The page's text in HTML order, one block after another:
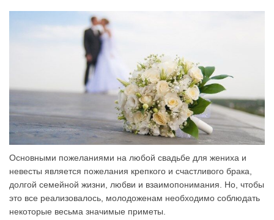
Основными пожеланиями на любой свадьбе для жениха и
невесты является пожелания крепкого и счастливого брака,
долгой семейной жизни, любви и взаимопонимания. Но, чтобы
это все реализовалось, молодоженам необходимо соблюдать
некоторые весьма значимые приметы.